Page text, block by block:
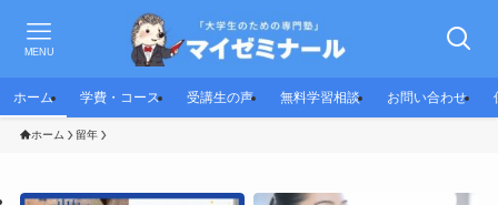
MENU
ホーム 学費・コース 受講生の声 無料学習相談 お問い合わせ
ホーム 留年